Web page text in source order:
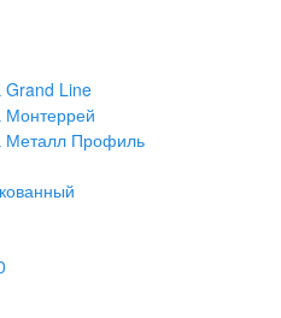
Grand Line
Монтеррей
Металл Профиль